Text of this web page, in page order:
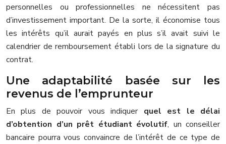
personnelles ou professionnelles ne nécessitent pas
d’investissement important. De la sorte, il économise tous
les intérêts qu’il aurait payés en plus s’il avait suivi le
calendrier de remboursement établi lors de la signature du
contrat.
Une adaptabilité basée sur les
revenus de l’emprunteur
En plus de pouvoir vous indiquer quel est le délai
d’obtention d’un prêt étudiant évolutif, un conseiller
bancaire pourra vous convaincre de l’intérêt de ce type de